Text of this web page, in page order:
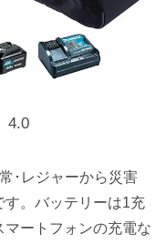
4.0
･レジャーから災害
す。バッテリーは1充
ートフォンの充電な